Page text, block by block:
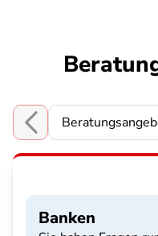
Choose a section
Banken